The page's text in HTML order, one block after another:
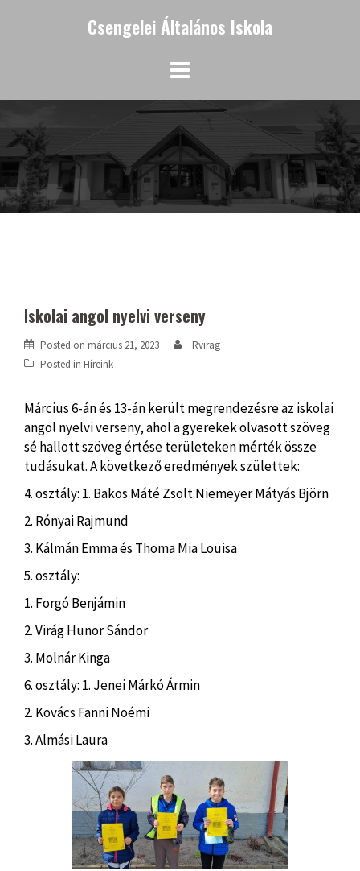
Csengelei Általános Iskola
Iskolai angol nyelvi verseny
Posted on március 21, 2023
Rvirag
Posted in Híreink
Március 6-án és 13-án került megrendezésre az iskolai
angol nyelvi verseny, ahol a gyerekek olvasott szöveg
sé hallott szöveg értése területeken mérték össze
tudásukat. A következő eredmények születtek:
4. osztály: 1. Bakos Máté Zsolt Niemeyer Mátyás Björn
2. Rónyai Rajmund
3. Kálmán Emma és Thoma Mia Louisa
5. osztály:
1. Forgó Benjámin
2. Virág Hunor Sándor
3. Molnár Kinga
6. osztály: 1. Jenei Márkó Ármin
2. Kovács Fanni Noémi
3. Almási Laura